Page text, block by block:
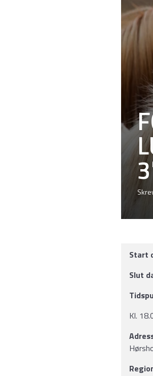
Start
Slut
Kl.